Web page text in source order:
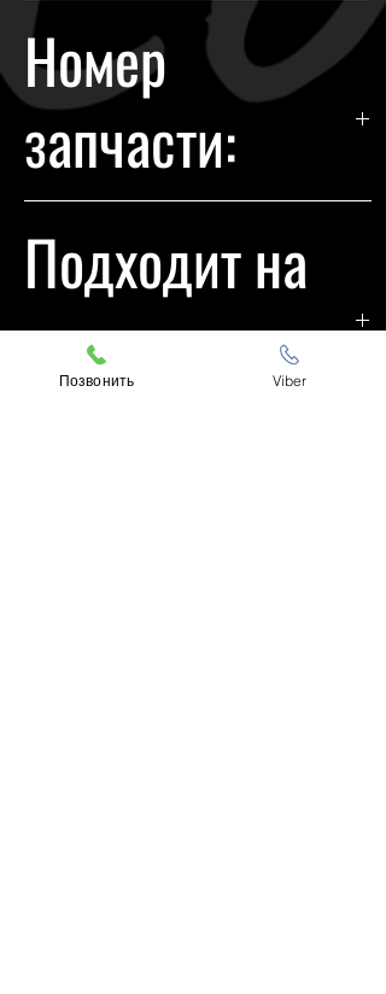
KIA
Номер
запчасти:
Подходит на
модели:
Позвонить Viber